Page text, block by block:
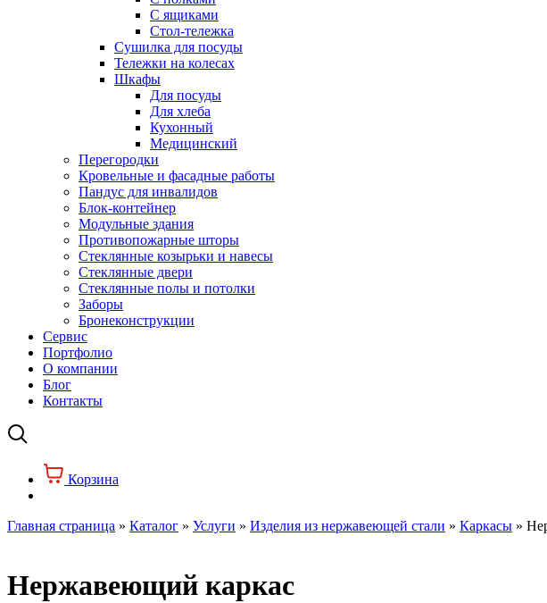
С ящиками
Стол-тележка
Сушилка для посуды
Тележки на колесах
Шкафы
Для посуды
Для хлеба
Кухонный
Медицинский
Перегородки
Кровельные и фасадные работы
Пандус для инвалидов
Блок-контейнер
Модульные здания
Противопожарные шторы
Стеклянные козырьки и навесы
Стеклянные двери
Стеклянные полы и потолки
Заборы
Бронеконструкции
Сервис
Портфолио
О компании
Блог
Контакты
Корзина
Главная страница » Каталог » Услуги » Изделия из нержавеющей стали » Каркасы »
Нержавеющий каркас